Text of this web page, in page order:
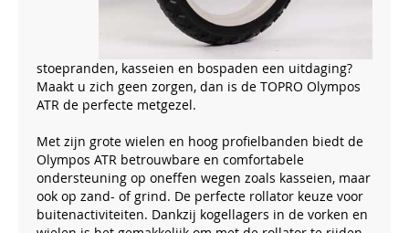
stoepranden, kasseien en bospaden een uitdaging?
Maakt u zich geen zorgen, dan is de TOPRO Olympos
ATR de perfecte metgezel.
Met zijn grote wielen en hoog profielbanden biedt de
Olympos ATR betrouwbare en comfortabele
ondersteuning op oneffen wegen zoals kasseien, maar
ook op zand- of grind. De perfecte rollator keuze voor
buitenactiviteiten. Dankzij kogellagers in de vorken en